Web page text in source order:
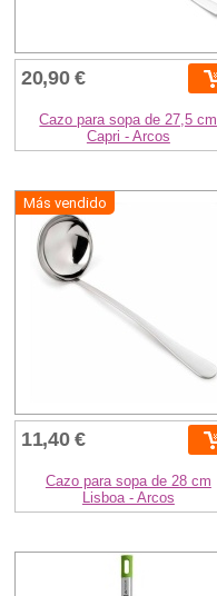
20,90 €
Cazo para sopa de 27,5 cm
Capri - Arcos
Más vendido
11,40 €
Cazo para sopa de 28 cm
Lisboa - Arcos